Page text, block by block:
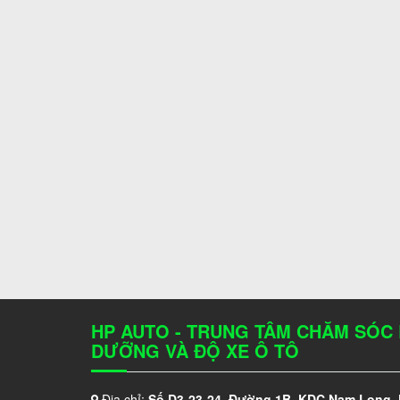
HP AUTO - TRUNG TÂM CHĂM SÓC
DƯỠNG VÀ ĐỘ XE Ô TÔ